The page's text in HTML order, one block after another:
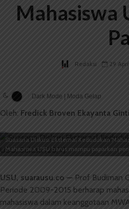
Mahasiswa
Redaksi 29
Dark Mode | Moda Gelap
Oleh: Fredick Broven Ekayanta
Suasana Diskusi Eksternal Kedudukan
Mahasiswa USU harus mampu paparkan
USU, suarausu.co — Prof Budiman
Periode 2009-2015 berharap
mahasiswa dalam keanggotaan